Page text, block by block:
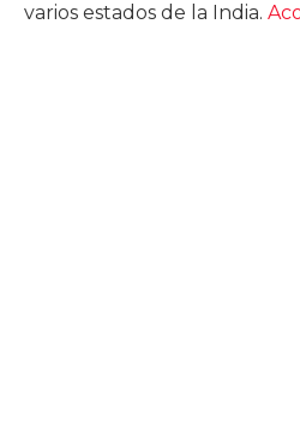
varios estados de la India.